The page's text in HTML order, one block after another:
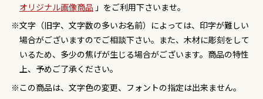
オリジナル画像商品 」をご利用下さいませ。
文字（旧字、文字数の多いお名前）によっては、印字が難しい
場合がございますのでご相談下さい。また、木材に彫刻をして
いるため、多少の焦げが生じる場合がございます。商品の特性
上、予めご了承ください。
この商品は、文字色の変更、フォントの指定は出来ません。